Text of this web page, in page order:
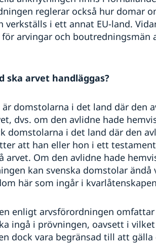
reglerar också hur domar
verkställs i ett annat EU-land.
arvingar och boutredningsmän
ska arvet handläggas?
domstolarna i det land där den
dvs. om den avlidne hade
domstolarna i det land där den
att han eller hon i ett
arvet. Om den avlidne hade
kan svenska domstolar
här som ingår i
enligt arvsförordningen
ingå i prövningen, oavsett i
dock vara begränsad till att